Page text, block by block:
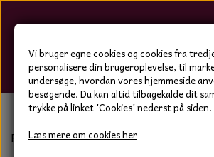
Hygge-Liv
FORSIDE
Forside Hjemmesko og tøj
Vi bruger egne cookies og cookies fra
personalisere din brugeroplevelse, til
undersøge, hvordan vores hjemmeside
besøgende. Du kan altid tilbagekalde dit
trykke på linket 'Cookies' nederst på siden.
Læs mere om cookies her